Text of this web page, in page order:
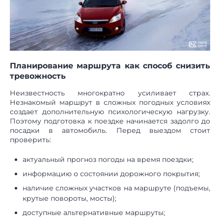
Планирование маршрута как способ снизить
тревожность
Неизвестность многократно усиливает страх.
Незнакомый маршрут в сложных погодных условиях
создает дополнительную психологическую нагрузку.
Поэтому подготовка к поездке начинается задолго до
посадки в автомобиль. Перед выездом стоит
проверить:
актуальный прогноз погоды на время поездки;
информацию о состоянии дорожного покрытия;
наличие сложных участков на маршруте (подъемы,
крутые повороты, мосты);
доступные альтернативные маршруты;